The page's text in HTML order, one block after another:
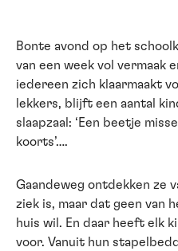
Bonte avond op het
van een week vol vermaak
iedereen zich klaarmaakt
lekkers, blijft een aantal
slaapzaal: ‘Een beetje
koorts’….
Gaandeweg ontdekken ze
ziek is, maar dat geen van
huis wil. En daar heeft elk
voor. Vanuit hun